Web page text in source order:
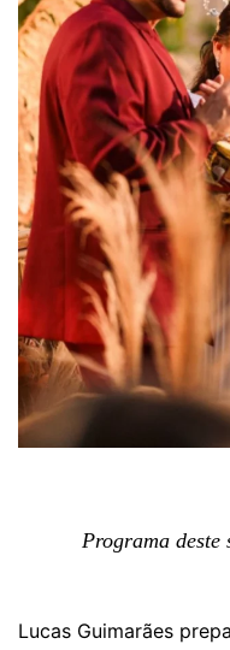
Programa
Lucas Guimarães